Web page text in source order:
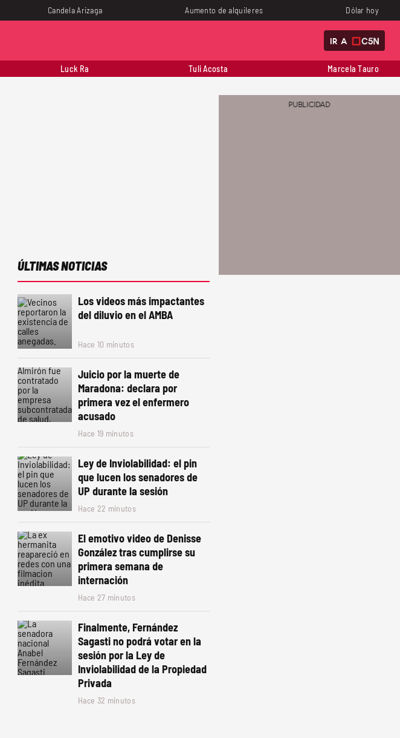
Candela Arizaga Aumento de alquileres Dólar hoy
IR A
Luck Ra Tuli Acosta Marcela Tauro
ÚLTIMAS NOTICIAS
Los videos más impactantes
del diluvio en el AMBA
Hace 10 minutos
Juicio por la muerte de
Maradona: declara por
primera vez el enfermero
acusado
Hace 19 minutos
Ley de Inviolabilidad: el pin
que lucen los senadores de
UP durante la sesión
Hace 22 minutos
El emotivo video de Denisse
González tras cumplirse su
primera semana de
internación
Hace 27 minutos
Finalmente, Fernández
Sagasti no podrá votar en la
sesión por la Ley de
Inviolabilidad de la Propiedad
Privada
Hace 32 minutos